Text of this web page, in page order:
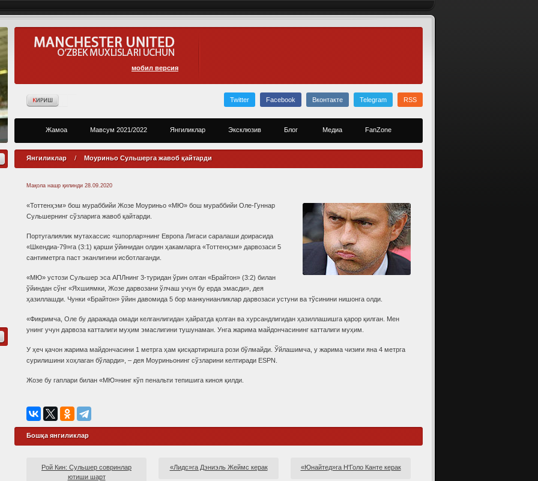
мобил версия
Twitter Facebook Вконтакте Telegram RSS
Жамоа Мавсум 2021/2022 Янгиликлар Эксклюзив Блог Медиа FanZone
Янгиликлар / Моуриньо Сульшерга жавоб қайтарди
Мақола нашр қилинди 28.09.2020
«Тоттенҳэм» бош мураббийи Жозе Моуриньо «МЮ» бош мураббийи Оле-Гуннар
Сульшернинг сўзларига жавоб қайтарди.
Португалиялик мутахассис «шпорлар»нинг Европа Лигаси саралаши доирасида
«Шкендиа-79»га (3:1) қарши ўйинидан олдин ҳакамларга «Тоттенҳэм» дарвозаси 5
сантиметрга паст эканлигини исботлаганди.
«МЮ» устози Сульшер эса АПЛнинг 3-туридан ўрин олган «Брайтон» (3:2) билан
ўйиндан сўнг «Яхшиямки, Жозе дарвозани ўлчаш учун бу ерда эмасди», дея
ҳазиллашди. Чунки «Брайтон» ўйин давомида 5 бор манкунианликлар дарвозаси устуни ва тўсинини нишонга олди.
«Фикримча, Оле бу даражада омади келганлигидан ҳайратда қолган ва хурсандлигидан ҳазиллашишга қарор қилган. Мен
унинг учун дарвоза катталиги муҳим эмаслигини тушунаман. Унга жарима майдончасининг катталиги муҳим.
У ҳеч қачон жарима майдончасини 1 метрга ҳам қисқартиришга рози бўлмайди. Ўйлашимча, у жарима чизиғи яна 4 метрга
сурилишини хоҳлаган бўларди», – дея Моуриньонинг сўзларини келтиради ESPN.
Жозе бу гаплари билан «МЮ»нинг кўп пенальти тепишига киноя қилди.
Бошқа янгиликлар
Рой Кин: Сульшер совринлар
ютиши шарт
«Лидс»га Дэниэль Жеймс керак «Юнайтед»га Н'Голо Канте керак